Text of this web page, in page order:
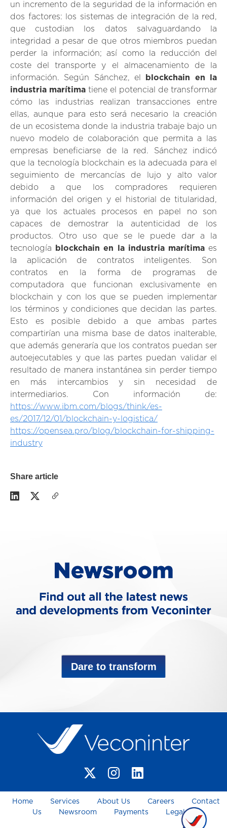
un incremento de la seguridad de la información en
dos factores: los sistemas de integración de la red,
que custodian los datos salvaguardando la
integridad a pesar de que otros miembros puedan
perder la información; así como la reducción del
coste del transporte y el almacenamiento de la
información. Según Sánchez, el
blockchain en la
industria marítima tiene el potencial de transformar
cómo las industrias realizan transacciones entre
ellas, aunque para esto será necesario la creación
de un ecosistema donde la industria trabaje bajo un
nuevo modelo de colaboración que permita a las
empresas beneficiarse de la red. Sánchez indicó
que la tecnología blockchain es la adecuada para el
seguimiento de mercancías de lujo y alto valor
debido a que los compradores requieren
información del origen y el historial de titularidad,
ya que los actuales procesos en papel no son
capaces de demostrar la autenticidad de los
productos. Otro uso que se le puede dar a la
tecnología
blockchain en la industria marítima es
la aplicación de contratos inteligentes. Son
contratos en la forma de programas de
computadora que funcionan exclusivamente en
blockchain y con los que se pueden implementar
los términos y condiciones que decidan las partes.
Esto es posible debido a que ambas partes
compartirían una misma base de datos inalterable,
que además generaría que los contratos puedan ser
autoejecutables y que las partes puedan validar el
resultado de manera instantánea sin perder tiempo
en más intercambios y sin necesidad de
intermediarios. Con información de:
https://www.ibm.com/blogs/think/es-
es/2017/12/01/blockchain-y-logistica/
https://opensea.pro/blog/blockchain-for-shipping-
industry
Share article
Dare to transform
Home Services About Us Careers
Contact
Us
Newsroom Payments Legal